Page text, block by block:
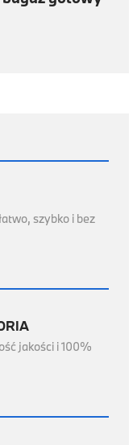
szybko i bez
jakości i 100%